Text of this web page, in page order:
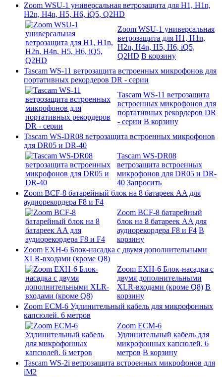
Zoom WSU-1 универсальная ветрозащита для H1, H1n,
H2n, H4n, H5, H6, iQ5, Q2HD
Zoom WSU-1 универсальная
ветрозащита для H1, H1n,
H2n, H4n, H5, H6, iQ5,
Q2HD В корзину
Tascam WS-11 ветрозащита встроенных микрофонов для
портативных рекордеров DR - cерии
Tascam WS-11 ветрозащита
встроенных микрофонов для
портативных рекордеров DR
- cерии В корзину
Tascam WS-DR08 ветрозащита встроенных микрофонов
для DR05 и DR-40
Tascam WS-DR08
ветрозащита встроенных
микрофонов для DR05 и DR-
40 Запросить
Zoom BCF-8 батарейный блок на 8 батареек AA для
аудиорекордера F8 и F4
Zoom BCF-8 батарейный
блок на 8 батареек AA для
аудиорекордера F8 и F4 В
корзину
Zoom EXH-6 Блок-насадка с двумя дополнительными
XLR-входами (кроме Q8)
Zoom EXH-6 Блок-насадка с
двумя дополнительными
XLR-входами (кроме Q8) В
корзину
Zoom ECM-6 Удлинительный кабель для микрофонных
капсюлей. 6 метров
Zoom ECM-6
Удлинительный кабель для
микрофонных капсюлей. 6
метров В корзину
Tascam WS-2i ветрозащита встроенных микрофонов для
iM2